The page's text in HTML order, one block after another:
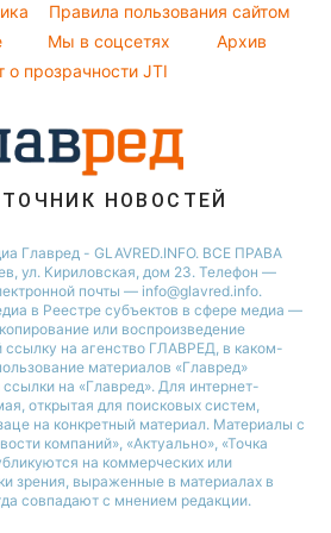
Правила пользования сайтом
Мы в соцсетях
Архив
о прозрачности JTI
НОВОСТЕЙ
Главред - GLAVRED.INFO. ВСЕ ПРАВА
ул. Кириловская, дом 23. Телефон —
почты — info@glavred.info.
в Реестре cубъектов в сфере медиа —
или воспроизведение
на агенство ГЛАВРЕД, в каком-
материалов «Главред»
на «Главред». Для интернет-
открытая для поисковых систем,
на конкретный материал. Материалы с
компаний», «Актуально», «Точка
на коммерческих или
зрения, выраженные в материалах в
совпадают с мнением редакции.